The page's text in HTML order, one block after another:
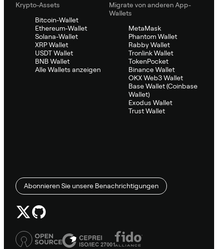
Krypto-Assets
Bitcoin-Wallet
Ethereum-Wallet
Solana-Wallet
XRP Wallet
USDT Wallet
BNB Wallet
Alle Wallets anzeigen
Migrate von anderen App-
Wallets
MetaMask
Phantom Wallet
Rabby Wallet
Tronlink Wallet
TokenPocket
Binance Wallet
OKX Web3 Wallet
Base Wallet (Coinbase
Wallet)
Exodus Wallet
Trust Wallet
Abonnieren Sie unsere Benachrichtigungen